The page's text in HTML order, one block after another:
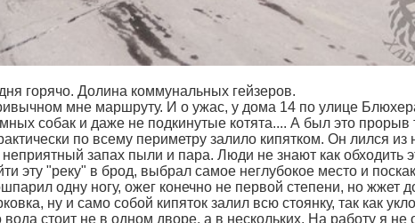
горячо. Долина коммунальных гейзеров.
мне маршруту. И о ужас, у дома 14 по улице
собак и даже не подкинутые котята.... А был это прорыв
по всему периметру залило кипятком. Он лился из
запах пыли и пара. Люди не знают как обходить
эту "реку" в брод, выбрал самое неглубокое место и
одну ногу, ожег конечно не первой степени, но жжет
ну и само собой кипяток залил всю стоянку, так как
вода стоит не в одном дворе, а в нескольких. На работу я не